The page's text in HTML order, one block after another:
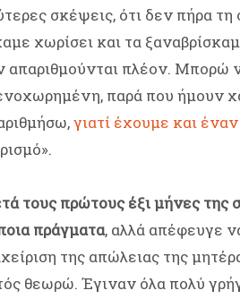
σκέψεις, ότι δεν πήρα
χωρίσει και τα
απαριθμούνται πλέον. Μπορώ
παρά που ήμουν
γιατί έχουμε και
τους πρώτους έξι μήνες της
πράγματα, αλλά απέφευγε
της απώλειας της
θεωρώ. Έγιναν όλα πολύ